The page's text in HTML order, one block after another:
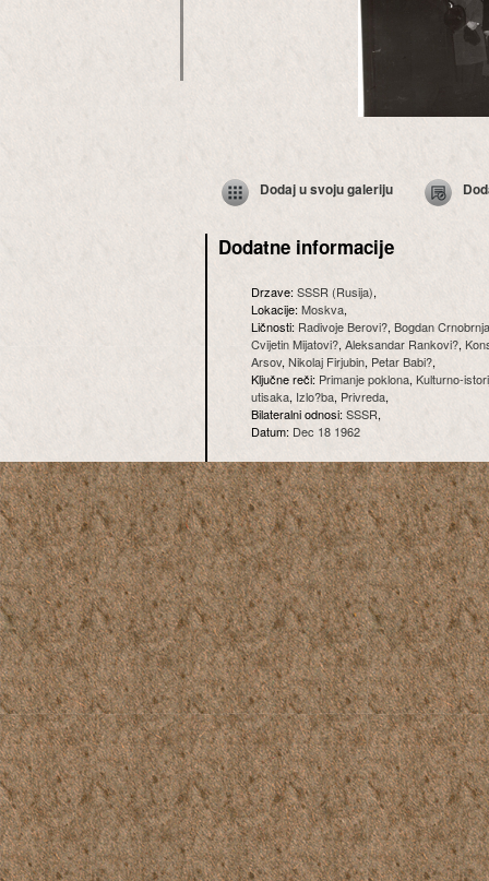
Dodaj u svoju galeriju
Dodatne informacije
Drzave:SSSR (Rusija),
Lokacije:Moskva,
Ličnosti: Radivoje Berovi?, Bogdan Crnobrnja
Cvijetin Mijatovi?, Aleksandar Rankovi?,
Arsov, Nikolaj Firjubin, Petar Babi?,
Ključne reči: Primanje poklona, Kulturno-
utisaka, Izlo?ba, Privreda,
Bilateralni odnosi:SSSR,
Datum: Dec 18 1962